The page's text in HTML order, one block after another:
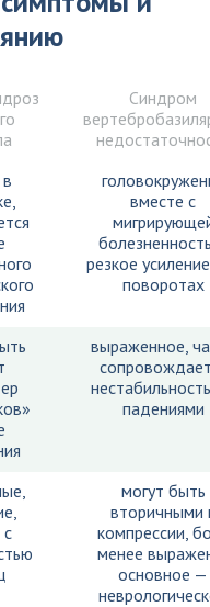
Синдром
вместе с
резкое
поворотах
выраженное,
падениями
могут быть
вторичными
компрессии,
менее
основное —